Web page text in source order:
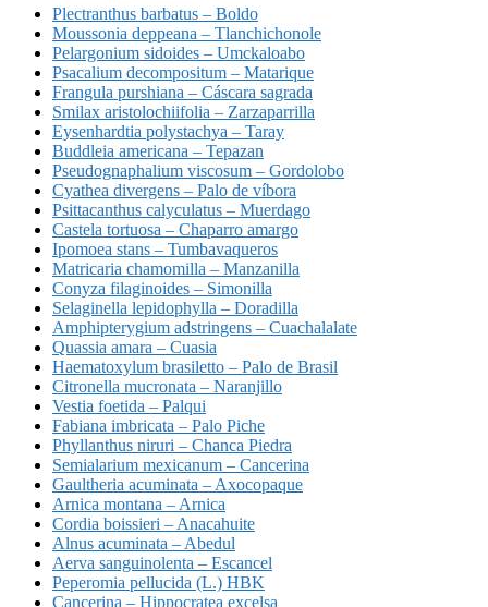
Plectranthus barbatus – Boldo
Moussonia deppeana – Tlanchichonole
Pelargonium sidoides – Umckaloabo
Psacalium decompositum – Matarique
Frangula purshiana – Cáscara sagrada
Smilax aristolochiifolia – Zarzaparrilla
Eysenhardtia polystachya – Taray
Buddleia americana – Tepazan
Pseudognaphalium viscosum – Gordolobo
Cyathea divergens – Palo de víbora
Psittacanthus calyculatus – Muerdago
Castela tortuosa – Chaparro amargo
Ipomoea stans – Tumbavaqueros
Matricaria chamomilla – Manzanilla
Conyza filaginoides – Simonilla
Selaginella lepidophylla – Doradilla
Amphipterygium adstringens – Cuachalalate
Quassia amara – Cuasia
Haematoxylum brasiletto – Palo de Brasil
Citronella mucronata – Naranjillo
Vestia foetida – Palqui
Fabiana imbricata – Palo Piche
Phyllanthus niruri – Chanca Piedra
Semialarium mexicanum – Cancerina
Gaultheria acuminata – Axocopaque
Arnica montana – Arnica
Cordia boissieri – Anacahuite
Alnus acuminata – Abedul
Aerva sanguinolenta – Escancel
Peperomia pellucida (L.) HBK
Cancerina – Hippocratea excelsa